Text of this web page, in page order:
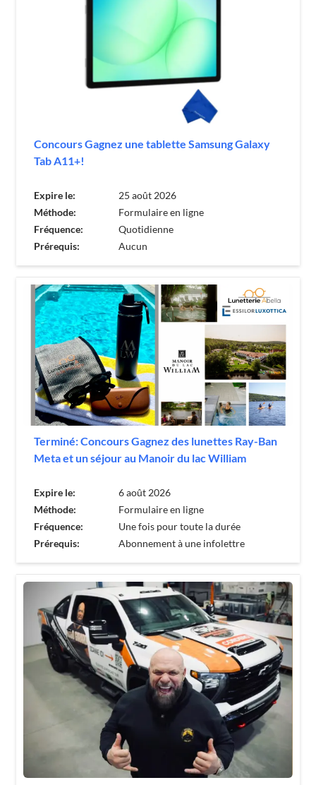
Concours Gagnez une tablette Samsung Galaxy
Tab A11+!
Expire le:
25 août 2026
Méthode:
Formulaire en ligne
Fréquence:
Quotidienne
Prérequis:
Aucun
Terminé: Concours Gagnez des lunettes Ray-Ban
Meta et un séjour au Manoir du lac William
Expire le:
6 août 2026
Méthode:
Formulaire en ligne
Fréquence:
Une fois pour toute la durée
Prérequis:
Abonnement à une infolettre